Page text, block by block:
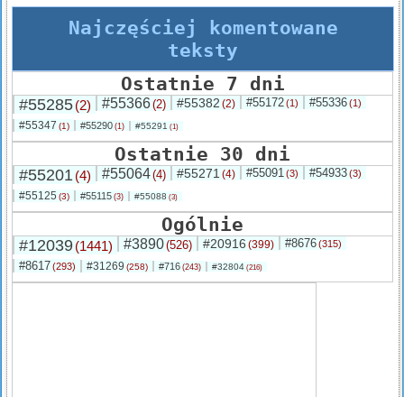
Najczęściej komentowane
teksty
Ostatnie 7 dni
#55285(2) #55366(2) #55382 (2) #55172(1) #55336(1)
#55347 (1) #55290 (1) #55291 (1)
Ostatnie 30 dni
#55201(4) #55064(4) #55271 (4) #55091(3) #54933(3)
#55125 (3) #55115 (3) #55088 (3)
Ogólnie
#12039(1441) #3890(526) #20916 (399) #8676(315)
#8617(293) #31269 (258) #716 (243) #32804 (216)